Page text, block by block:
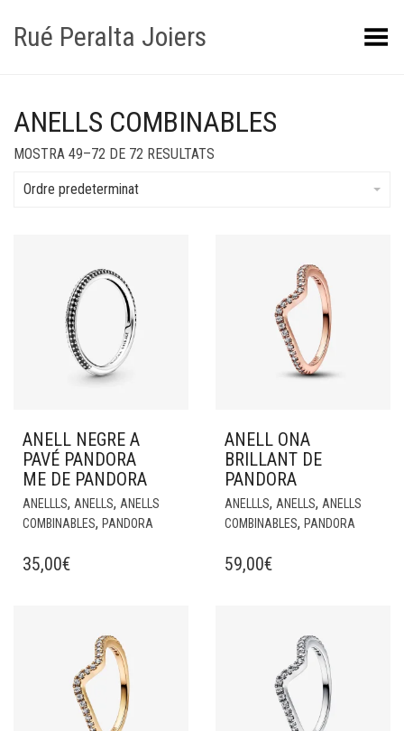
Rué Peralta Joiers Obrir/tancar el menú
ANELLS COMBINABLES
MOSTRA 49–72 DE 72 RESULTATS
Ordre predeterminat
ANELL NEGRE A
PAVÉ PANDORA
ME DE PANDORA
ANELLLS, ANELLS, ANELLS
COMBINABLES, PANDORA
35,00€
ANELL ONA
BRILLANT DE
PANDORA
ANELLLS, ANELLS, ANELLS
COMBINABLES, PANDORA
59,00€